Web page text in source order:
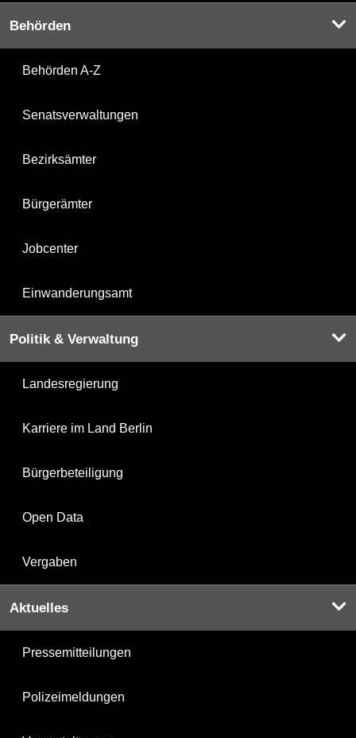
Behörden
Behörden A-Z
Senatsverwaltungen
Bezirksämter
Bürgerämter
Jobcenter
Einwanderungsamt
Politik & Verwaltung
Landesregierung
Karriere im Land Berlin
Bürgerbeteiligung
Open Data
Vergaben
Aktuelles
Pressemitteilungen
Polizeimeldungen